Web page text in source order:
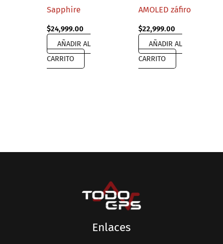
Sapphire
$24,999.00
AÑADIR AL
CARRITO
AMOLED záfiro
$22,999.00
AÑADIR AL
CARRITO
Enlaces